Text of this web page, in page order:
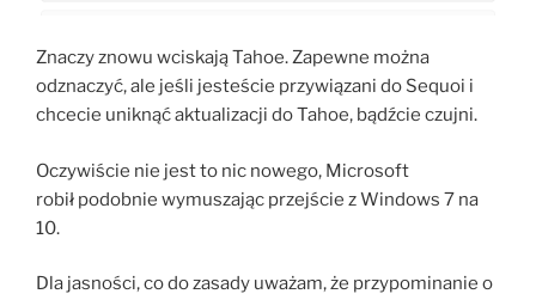
Znaczy znowu wciskają Tahoe. Zapewne można
odznaczyć, ale jeśli jesteście przywiązani do Sequoi i
chcecie uniknąć aktualizacji do Tahoe, bądźcie czujni.
Oczywiście nie jest to nic nowego, Microsoft
robił podobnie wymuszając przejście z Windows 7 na
10.
Dla jasności, co do zasady uważam, że przypominanie o